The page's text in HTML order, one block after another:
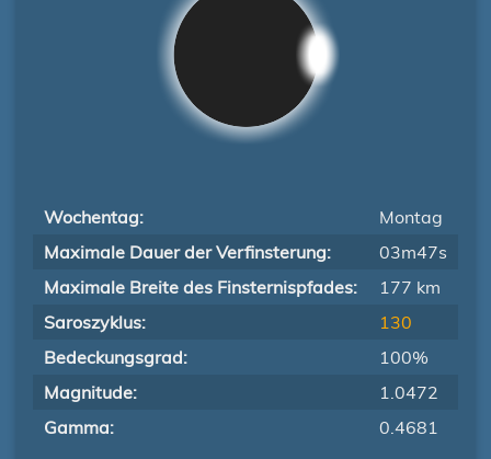
Wochentag:
Montag
Maximale Dauer der Verfinsterung:
03m47s
Maximale Breite des Finsternispfades:
177 km
Saroszyklus:
130
Bedeckungsgrad:
100%
Magnitude:
1.0472
Gamma:
0.4681